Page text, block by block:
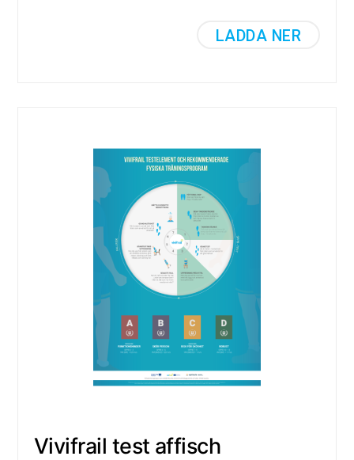
LADDA NER
Vivifrail test affisch